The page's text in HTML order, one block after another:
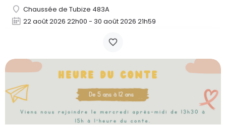
Chaussée de Tubize 483A
22 août 2026 22h00 - 30 août 2026 21h59